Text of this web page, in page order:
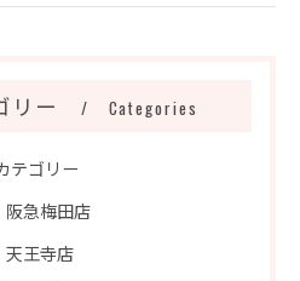
リー Categories
テゴリー
阪急梅田店
天王寺店